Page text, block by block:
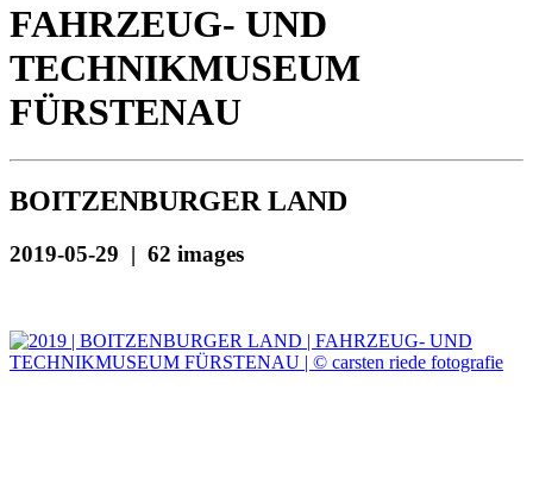
FAHRZEUG- UND
TECHNIKMUSEUM
FÜRSTENAU
BOITZENBURGER LAND
2019-05-29 | 62 images